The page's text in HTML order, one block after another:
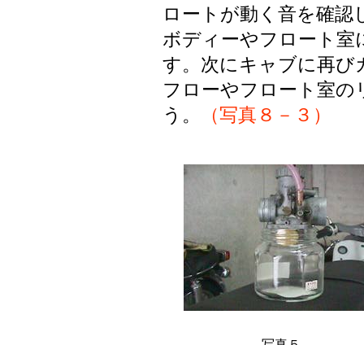
ロートが動く音を確
ボディーやフロート
す。次にキャブに再び
フローやフロート室
う。
（写真８－３）